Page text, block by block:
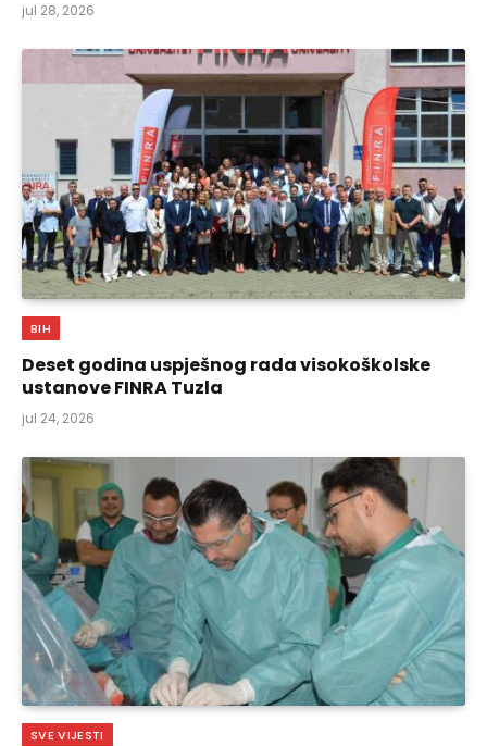
jul 28, 2026
BIH
Deset godina uspješnog rada visokoškolske
ustanove FINRA Tuzla
jul 24, 2026
SVE VIJESTI